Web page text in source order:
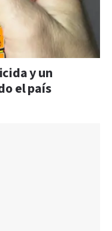
y un
el país